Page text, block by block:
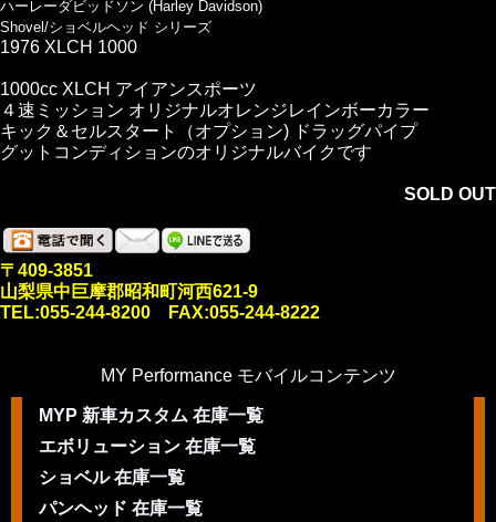
ハーレーダビッドソン (Harley Davidson)
Shovel/ショベルヘッド シリーズ
1976 XLCH 1000
1000cc XLCH アイアンスポーツ
４速ミッション オリジナルオレンジレインボーカラー
キック＆セルスタート（オプション) ドラッグパイプ
グットコンディションのオリジナルバイクです
SOLD OUT
〒409-3851
山梨県中巨摩郡昭和町河西621-9
TEL:055-244-8200 FAX:055-244-8222
MY Performance モバイルコンテンツ
MYP 新車カスタム 在庫一覧
エボリューション 在庫一覧
ショベル 在庫一覧
パンヘッド 在庫一覧